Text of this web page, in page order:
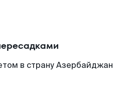
в страну Азербайджан